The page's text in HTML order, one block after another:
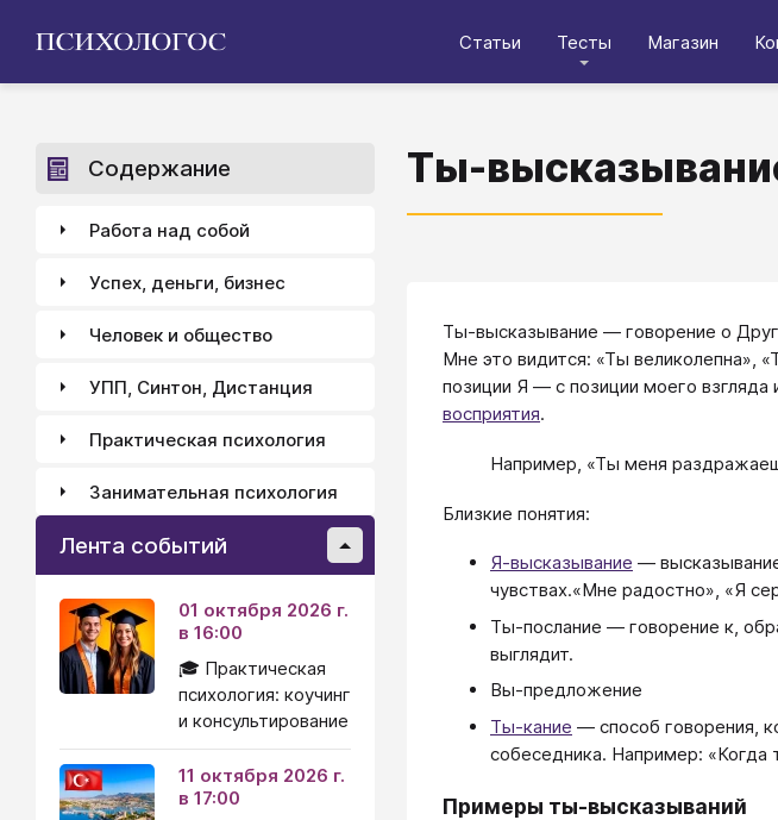
Статьи Тесты Магазин
Ты-
Ты-высказывание ― говорение о
Мне это видится: «Ты великолепна»,
позиции Я ― с позиции моего взгляда
восприятия.
Например, «Ты меня
Близкие понятия:
Я-высказывание ―
чувствах.«Мне радостно», «Я
Ты-послание ― говорение к,
выглядит.
Вы-предложение
Ты-кание ― способ говорения,
собеседника. Например: «Когда
Примеры ты-высказываний
Содержание
Работа над собой
Успех, деньги, бизнес
Человек и общество
УПП, Синтон, Дистанция
Практическая психология
Занимательная психология
Лента событий
01 октября 2026 г.
в 16:00
🎓 Практическая
психология: коучинг
и консультирование
11 октября 2026 г.
в 17:00